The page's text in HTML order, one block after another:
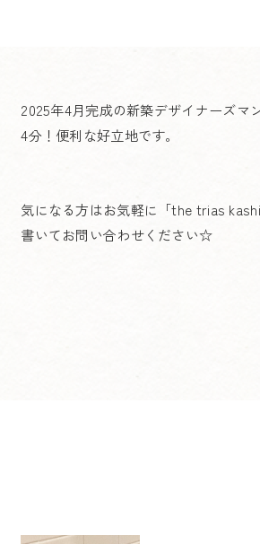
2025年4月完成の新築デザイナーズマ
4分！便利な好立地です。
気になる方はお気軽に「the trias
書いてお問い合わせください☆